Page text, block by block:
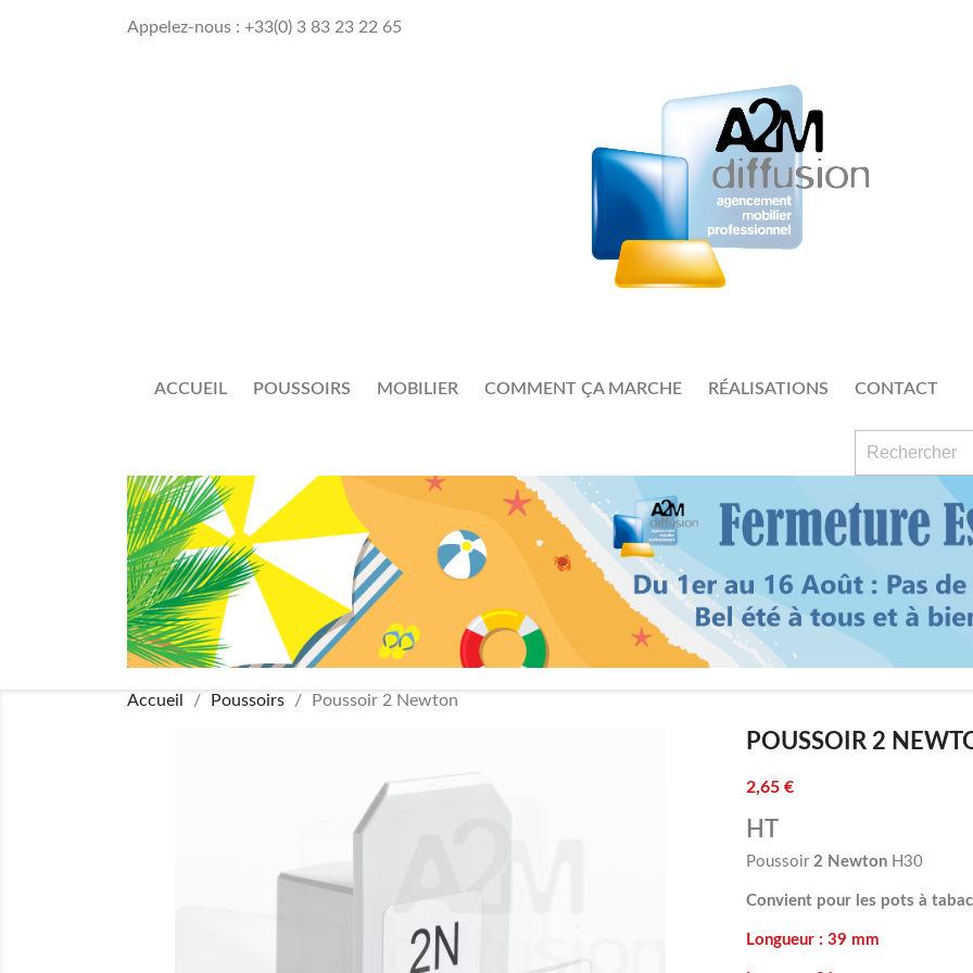
Appelez-nous : +33(0) 3 83 23 22 65
ACCUEIL POUSSOIRS MOBILIER COMMENT ÇA MARCHE RÉALISATIONS CONTACT
Accueil Poussoirs Poussoir 2 Newton
POUSSOIR 2
2,65 €
HT
Poussoir 2 Newton H30
Convient pour les pots à tabac
Longueur : 39 mm